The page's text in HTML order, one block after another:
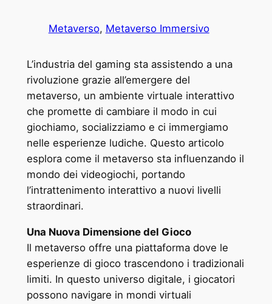
Metaverso, Metaverso Immersivo
L’industria del gaming sta assistendo a una
rivoluzione grazie all’emergere del
metaverso, un ambiente virtuale interattivo
che promette di cambiare il modo in cui
giochiamo, socializziamo e ci immergiamo
nelle esperienze ludiche. Questo articolo
esplora come il metaverso sta influenzando il
mondo dei videogiochi, portando
l’intrattenimento interattivo a nuovi livelli
straordinari.
Una Nuova Dimensione del Gioco
Il metaverso offre una piattaforma dove le
esperienze di gioco trascendono i tradizionali
limiti. In questo universo digitale, i giocatori
possono navigare in mondi virtuali